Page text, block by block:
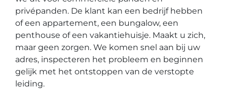
privépanden. De klant kan een bedrijf hebben
of een appartement, een bungalow, een
penthouse of een vakantiehuisje. Maakt u zich,
maar geen zorgen. We komen snel aan bij uw
adres, inspecteren het probleem en beginnen
gelijk met het ontstoppen van de verstopte
leiding.